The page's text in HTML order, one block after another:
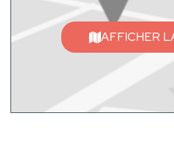
AFFICHER